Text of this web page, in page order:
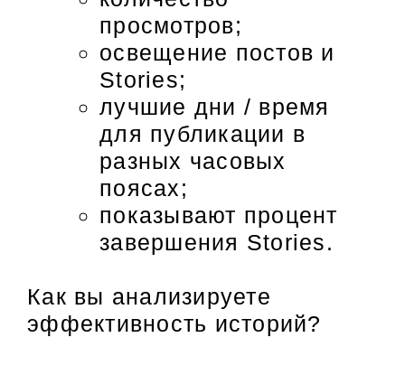
просмотров;
освещение постов и
Stories;
лучшие дни / время
для публикации в
разных часовых
поясах;
показывают процент
завершения Stories.
Как вы анализируете
эффективность историй?